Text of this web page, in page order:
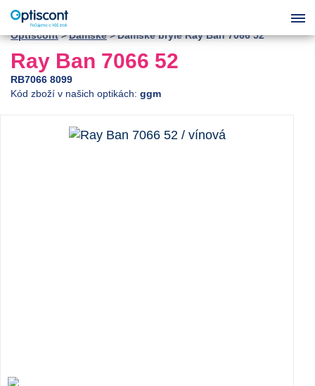
Optiscont Dámské Dámské brýle Ray Ban 7066 52
Ray Ban 7066 52
RB7066 8099
Kód zboží v našich optikách: ggm